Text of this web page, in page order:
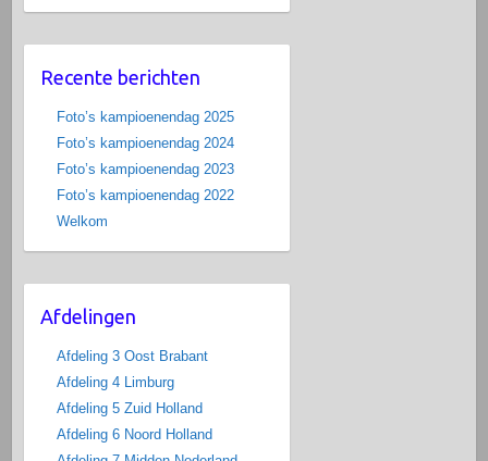
Recente berichten
Foto’s kampioenendag 2025
Foto’s kampioenendag 2024
Foto’s kampioenendag 2023
Foto’s kampioenendag 2022
Welkom
Afdelingen
Afdeling 3 Oost Brabant
Afdeling 4 Limburg
Afdeling 5 Zuid Holland
Afdeling 6 Noord Holland